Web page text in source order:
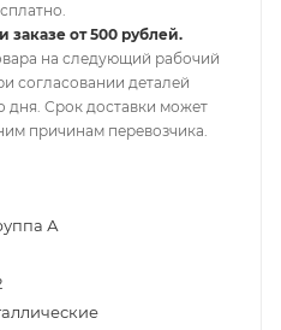
заказе от 500 рублей.
на следующий рабочий
согласовании деталей
дня. Срок доставки может
причинам перевозчика.
А